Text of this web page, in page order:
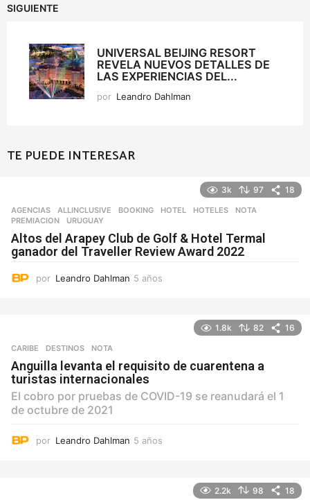
SIGUIENTE
UNIVERSAL BEIJING RESORT
REVELA NUEVOS DETALLES DE
LAS EXPERIENCIAS DEL...
por Leandro Dahlman
TE PUEDE INTERESAR
3k 97 18
AGENCIAS ALLINCLUSIVE ,BOOKING ,HOTEL ,HOTELES ,NOTA
PREMIACION
,URUGUAY
Altos del Arapey Club de Golf & Hotel Termal
ganador del Traveller Review Award 2022
por Leandro Dahlman 5 años
1.8k 82 16
CARIBE ,DESTINOS NOTA
Anguilla levanta el requisito de cuarentena a
turistas internacionales
El cobro por pruebas de COVID-19 se reanudará el 1
de octubre de 2021
por Leandro Dahlman 5 años
2.2k 98 18